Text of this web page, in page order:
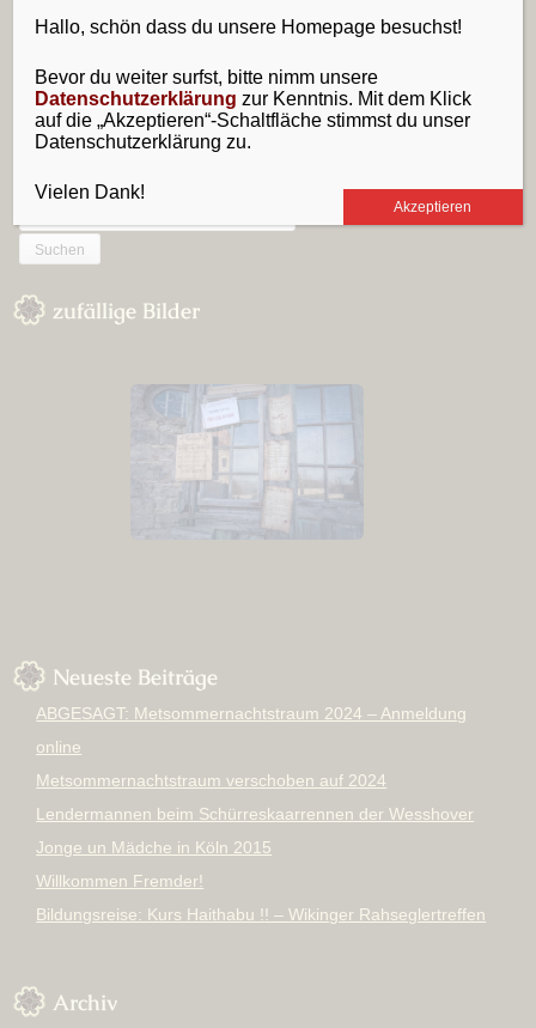
2024
Sidebar
Folge uns
RSS-
Feed
E-
Mail
Facebook
nach:
zufällige Bilder
Neueste Beiträge
ABGESAGT: Metsommernachtstraum 2024 – Anmeldung
online
Metsommernachtstraum verschoben auf 2024
Lendermannen beim Schürreskaarrennen der Wesshover
Jonge un Mädche in Köln 2015
Willkommen Fremder!
Bildungsreise: Kurs Haithabu !! – Wikinger Rahseglertreffen
Archiv
Hallo, schön dass du unsere Homepage besuchst!
Bevor du weiter surfst, bitte nimm unsere
Datenschutzerklärung zur Kenntnis. Mit dem Klick
auf die „Akzeptieren“-Schaltfläche stimmst du unser
Datenschutzerklärung zu.
Vielen Dank!
Akzeptieren